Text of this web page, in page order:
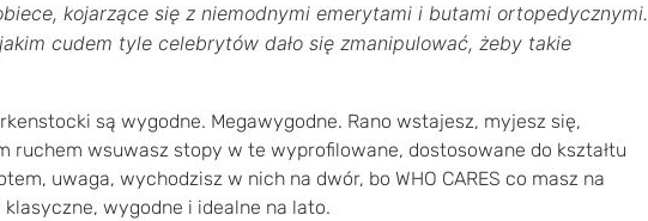
kojarzące się z niemodnymi emerytami i butami ortopedycznymi.
cudem tyle celebrytów dało się zmanipulować, żeby takie
są wygodne. Megawygodne. Rano wstajesz, myjesz się,
ruchem wsuwasz stopy w te wyprofilowane, dostosowane do kształtu
uwaga, wychodzisz w nich na dwór, bo WHO CARES co masz na
klasyczne, wygodne i idealne na lato.